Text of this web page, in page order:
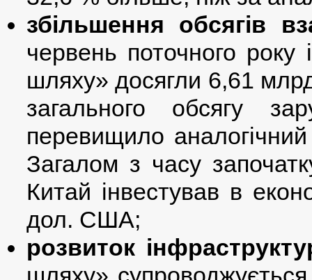
збільшення обсягів
червень поточного року
шляху» досягли 6,61
загального обсягу
перевищило
Загалом з часу
Китай інвестував в
дол. США;
розвиток